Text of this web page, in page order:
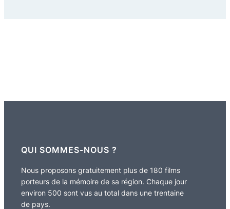
QUI SOMMES-NOUS ?
Nous proposons gratuitement plus de 180 films
porteurs de la mémoire de sa région. Chaque jour
environ 500 sont vus au total dans une trentaine
de pays.